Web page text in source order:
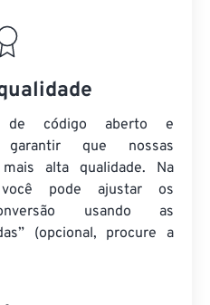
de código aberto e
garantir que nossas
alta qualidade. Na
pode ajustar os
usando as
(opcional, procure a